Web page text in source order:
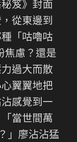
笈》封面
從東邊到
「咕嚕咕
焦慮？還是
過大而散
翼翼地把
感覺到一
當世間萬
」廖沾沾猛